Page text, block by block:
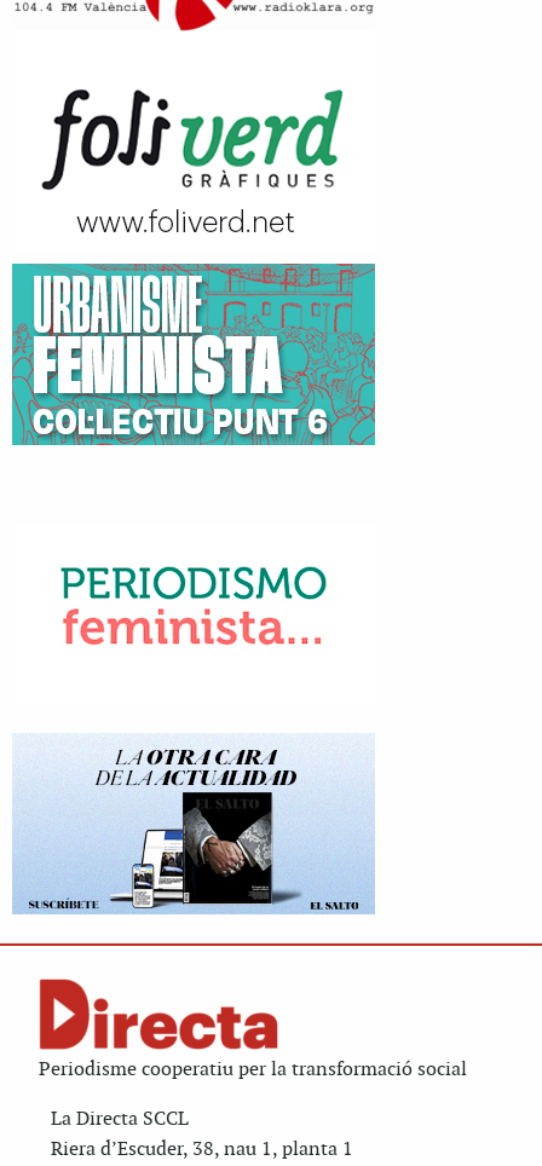
Periodisme cooperatiu per la transformació social
La Directa SCCL
Riera d’Escuder, 38, nau 1, planta 1